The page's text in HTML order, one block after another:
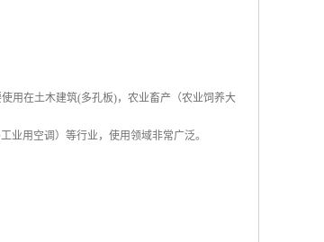
用在土木建筑(多孔板)，农业畜产（农业饲养大
业用空调）等行业，使用领域非常广泛。